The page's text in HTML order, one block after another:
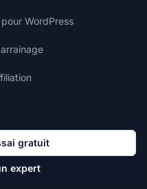
WordPress
gratuit
expert